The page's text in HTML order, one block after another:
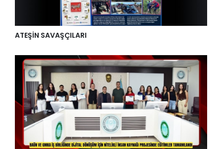
ATEŞİN SAVAŞÇILARI